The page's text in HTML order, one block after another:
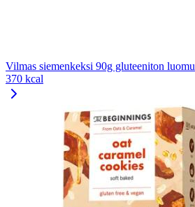
Vilmas siemenkeksi 90g gluteeniton luomu
370 kcal